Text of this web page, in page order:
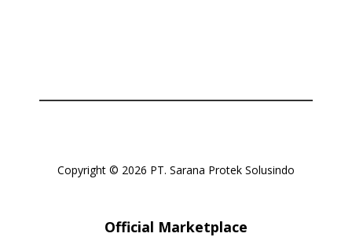
Copyright © 2026 PT. Sarana Protek Solusindo
Official Marketplace